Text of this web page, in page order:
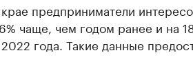
предприниматели
чаще, чем годом ранее и на
года. Такие данные